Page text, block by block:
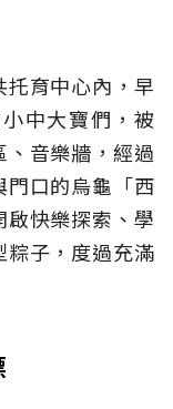
育中心內，早
中大寶們，被
音樂牆，經過
口的烏龜「西
快樂探索、學
子，度過充滿